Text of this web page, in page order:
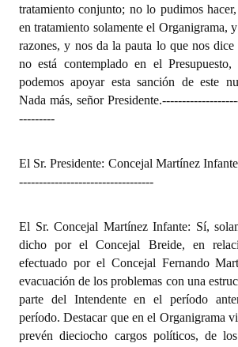
tratamiento conjunto; no lo pudimos
en tratamiento solamente el Organigrama,
razones, y nos da la pauta lo que nos
no está contemplado en el
podemos apoyar esta sanción de este
Nada más, señor Presidente.
---------
El Sr. Presidente: Concejal Martínez
----------------------------------
El Sr. Concejal Martínez Infante: Sí,
dicho por el Concejal Breide, en
efectuado por el Concejal Fernando
evacuación de los problemas con una
parte del Intendente en el período
período. Destacar que en el Organigrama
prevén dieciocho cargos políticos, de